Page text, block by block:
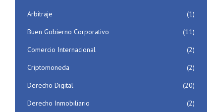
Arbitraje
(1)
Buen Gobierno Corporativo
(11)
Comercio Internacional
(2)
Criptomoneda
(2)
Derecho Digital
(20)
Derecho Inmobiliario
(2)